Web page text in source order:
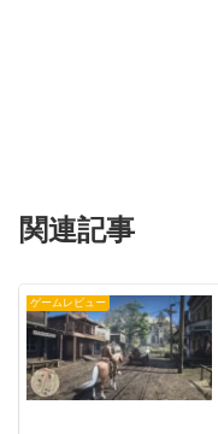
関連記事
ゲームレビュー